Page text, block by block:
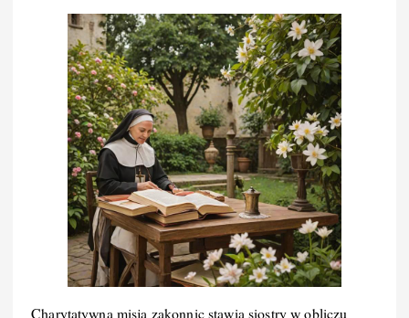
Charytatywna misja zakonnic stawia siostry w obliczu